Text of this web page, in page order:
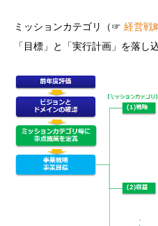
ミッションカテゴリ（☞ 経営戦
「目標」と「実行計画」を落し